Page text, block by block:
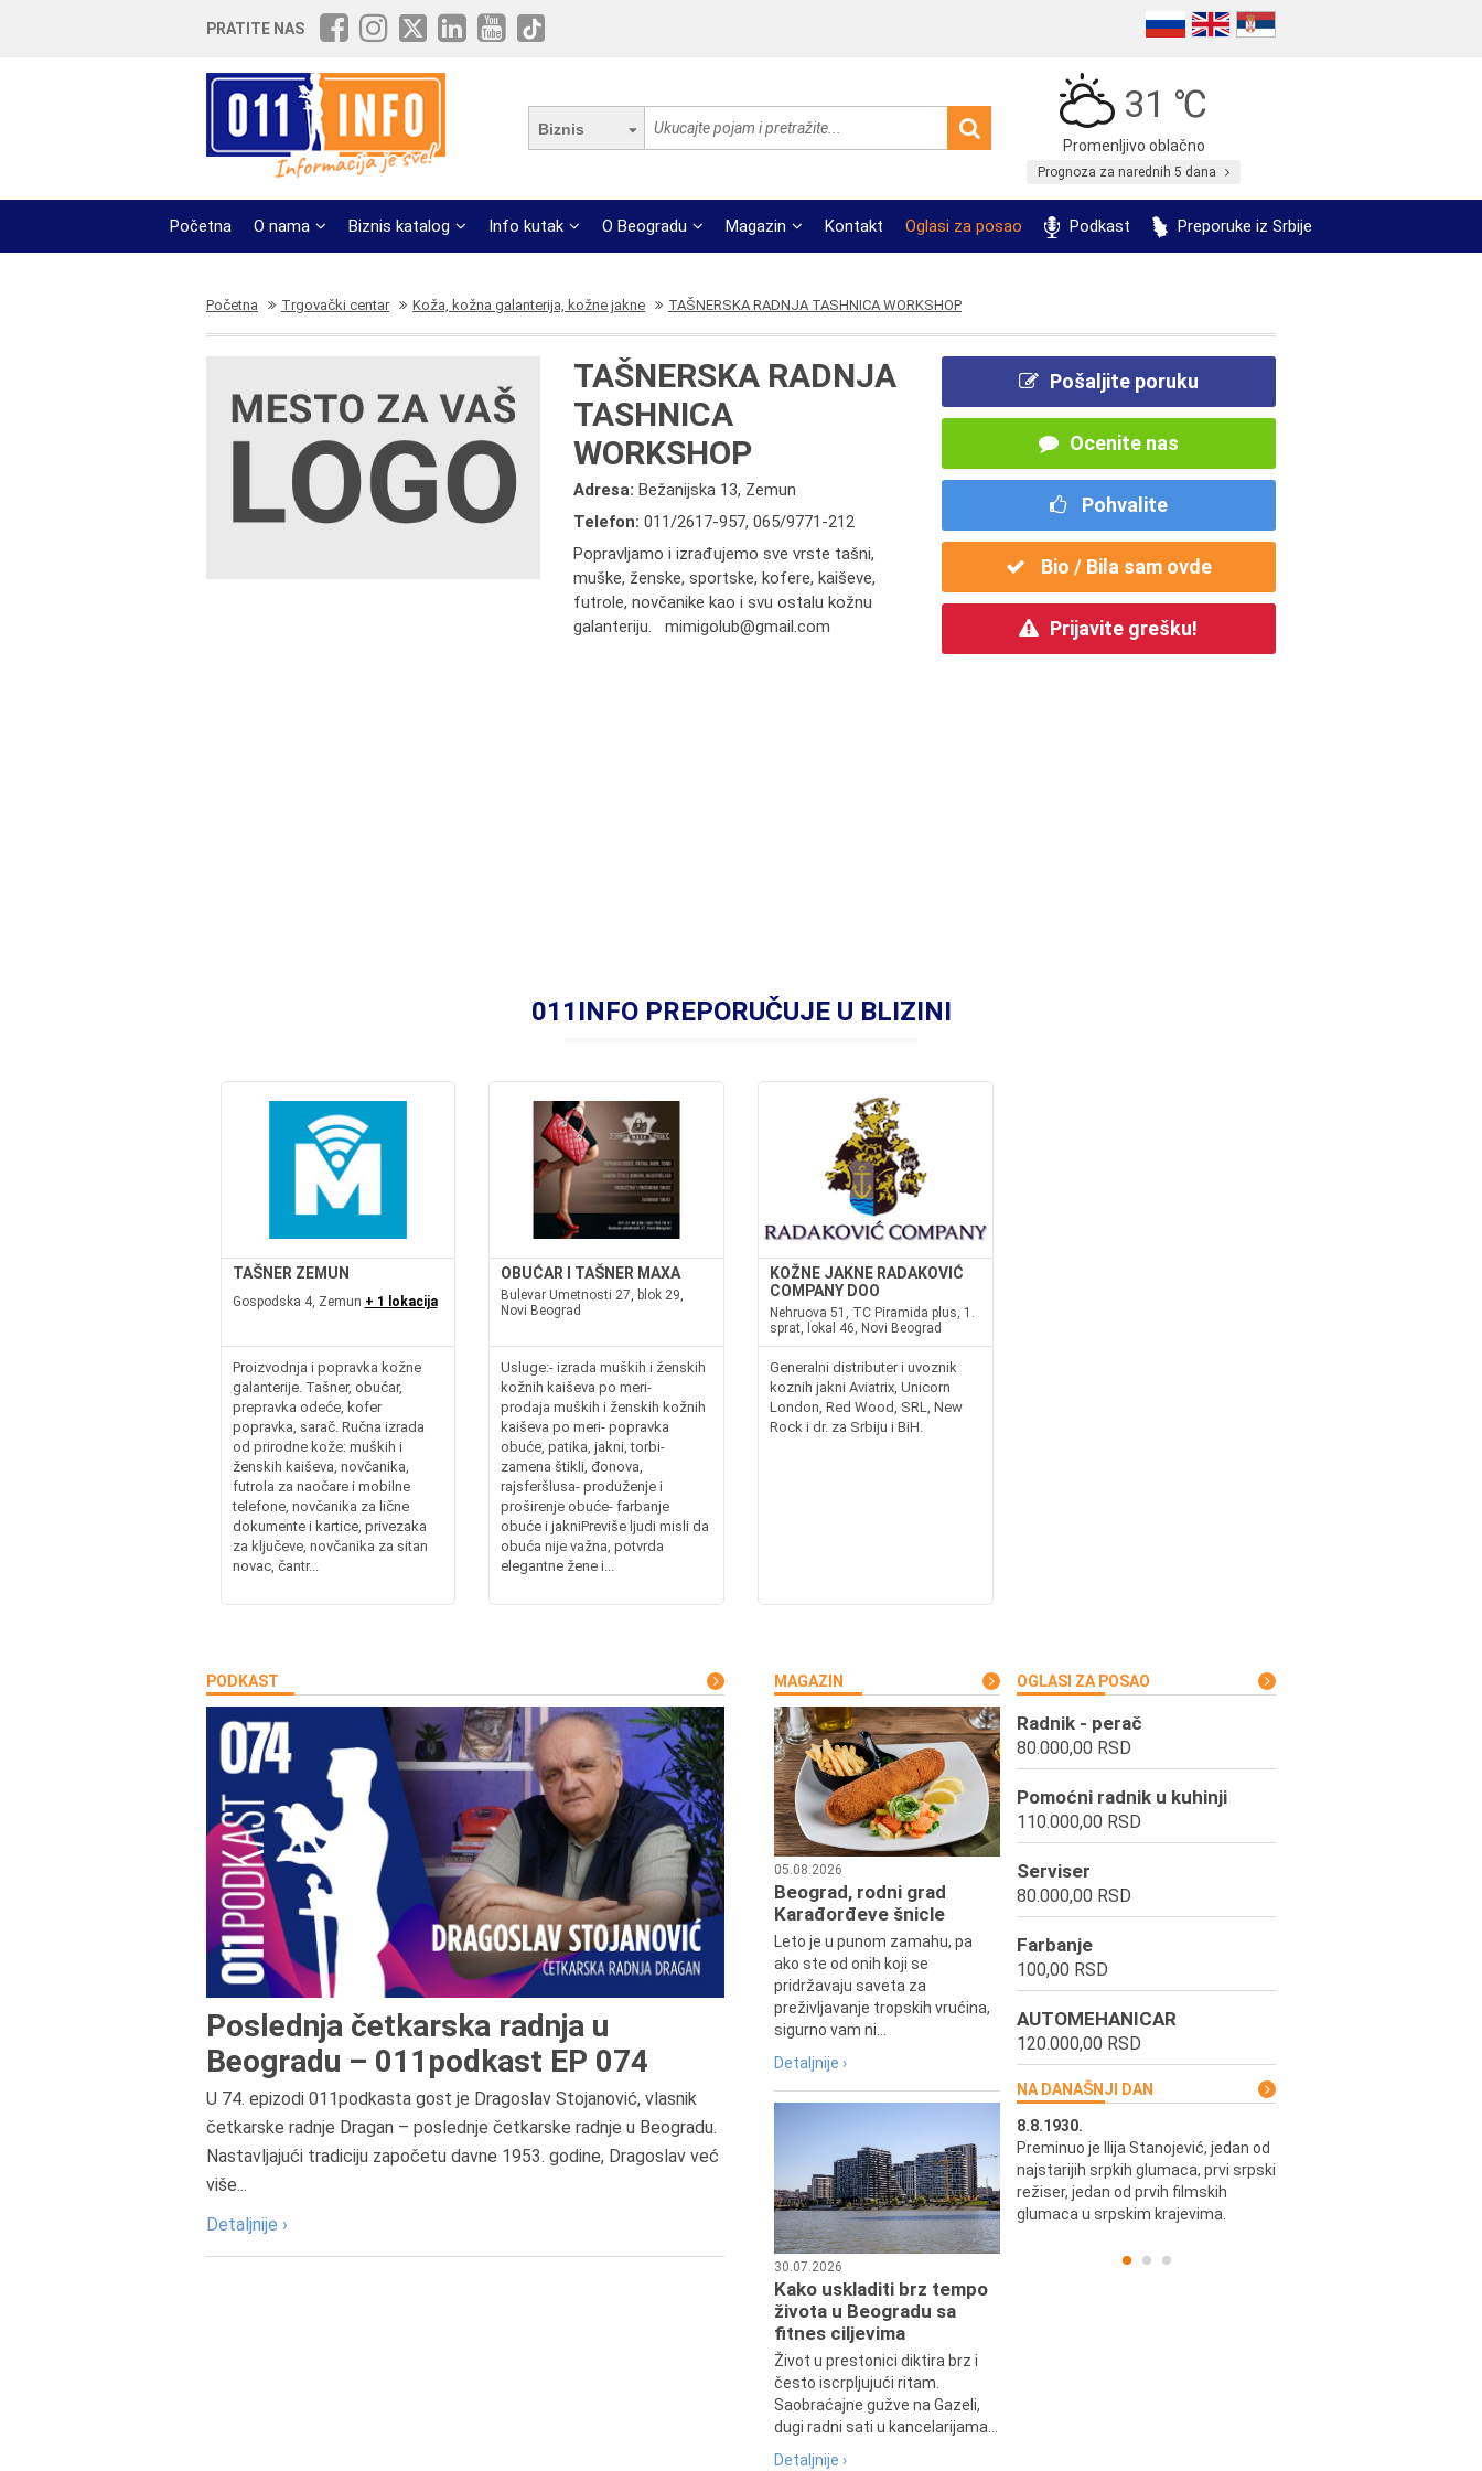
PRATITE NAS
Biznis
31 ℃
Promenljivo oblačno
Prognoza za narednih 5 dana
Početna O nama Biznis katalog Info kutak O Beogradu Magazin Kontakt Oglasi za posao Podkast Preporuke iz Srbije
Početna Trgovački centar Koža, kožna galanterija, kožne jakne TAŠNERSKA RADNJA TASHNICA WORKSHOP
TAŠNERSKA RADNJA
TASHNICA
WORKSHOP
Adresa:Bežanijska 13, Zemun
Telefon:011/2617-957,065/9771-212
Popravljamo i izrađujemo sve vrste tašni,
muške, ženske, sportske, kofere, kaiševe,
futrole, novčanike kao i svu ostalu kožnu
galanteriju. mimigolub@gmail.com
Pošaljite poruku
Ocenite nas
Pohvalite
Bio / Bila sam ovde
Prijavite grešku!
011INFO PREPORUČUJE U BLIZINI
TAŠNER ZEMUN
Gospodska 4, Zemun + 1 lokacija
Proizvodnja i popravka kožne
galanterije. Tašner, obućar,
prepravka odeće, kofer
popravka, sarač. Ručna izrada
od prirodne kože: muških i
ženskih kaiševa, novčanika,
futrola za naočare i mobilne
telefone, novčanika za lične
dokumente i kartice, privezaka
za ključeve, novčanika za sitan
novac, čantr...
OBUĆAR I TAŠNER MAXA
Bulevar Umetnosti 27, blok 29,
Novi Beograd
Usluge:- izrada muških i ženskih
kožnih kaiševa po meri-
prodaja muških i ženskih kožnih
kaiševa po meri- popravka
obuće, patika, jakni, torbi-
zamena štikli, đonova,
rajsferšlusa- produženje i
proširenje obuće- farbanje
obuće i jakniPreviše ljudi misli da
obuća nije važna, potvrda
elegantne žene i...
KOŽNE JAKNE RADAKOVIĆ
COMPANY DOO
Nehruova 51, TC Piramida plus, 1.
sprat, lokal 46, Novi Beograd
Generalni distributer i uvoznik
koznih jakni Aviatrix, Unicorn
London, Red Wood, SRL, New
Rock i dr. za Srbiju i BiH.
PODKAST
Poslednja četkarska radnja u
Beogradu – 011podkast EP 074
U 74. epizodi 011podkasta gost je Dragoslav Stojanović, vlasnik
četkarske radnje Dragan – poslednje četkarske radnje u Beogradu.
Nastavljajući tradiciju započetu davne 1953. godine, Dragoslav već
više...
Detaljnije ›
MAGAZIN
05.08.2026
Beograd, rodni grad
Karađorđeve šnicle
Leto je u punom zamahu, pa
ako ste od onih koji se
pridržavaju saveta za
preživljavanje tropskih vrućina,
sigurno vam ni...
Detaljnije ›
30.07.2026
Kako uskladiti brz tempo
života u Beogradu sa
fitnes ciljevima
Život u prestonici diktira brz i
često iscrpljujući ritam.
Saobraćajne gužve na Gazeli,
dugi radni sati u kancelarijama...
Detaljnije ›
OGLASI ZA POSAO
Radnik - perač
80.000,00 RSD
Pomoćni radnik u kuhinji
110.000,00 RSD
Serviser
80.000,00 RSD
Farbanje
100,00 RSD
AUTOMEHANICAR
120.000,00 RSD
NA DANAŠNJI DAN
Preminuo je Dejan Kosanović,
istoričar filma, filmski reditelj,
profesor i dekan Fakulteta dramskih
umetnosti u Beogradu.
8.8.1930.
Preminuo je Ilija Stanojević, jedan od
najstarijih srpkih glumaca, prvi srpski
režiser, jedan od prvih filmskih
glumaca u srpskim krajevima.